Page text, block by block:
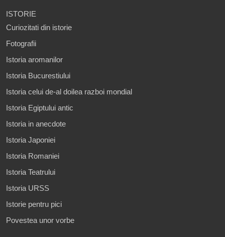
ISTORIE
Curiozitati din istorie
Fotografii
Istoria aromanilor
Istoria Bucurestiului
Istoria celui de-al doilea razboi mondial
Istoria Egiptului antic
Istoria in anecdote
Istoria Japoniei
Istoria Romaniei
Istoria Teatrului
Istoria URSS
Istorie pentru pici
Povestea unor vorbe